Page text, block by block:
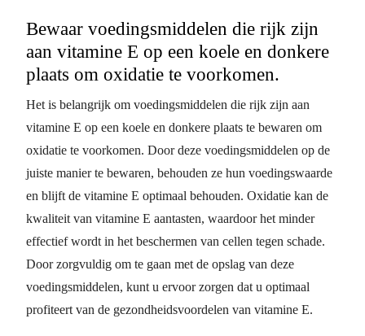
Bewaar voedingsmiddelen die rijk zijn
aan vitamine E op een koele en donkere
plaats om oxidatie te voorkomen.
Het is belangrijk om voedingsmiddelen die rijk zijn aan
vitamine E op een koele en donkere plaats te bewaren om
oxidatie te voorkomen. Door deze voedingsmiddelen op de
juiste manier te bewaren, behouden ze hun voedingswaarde
en blijft de vitamine E optimaal behouden. Oxidatie kan de
kwaliteit van vitamine E aantasten, waardoor het minder
effectief wordt in het beschermen van cellen tegen schade.
Door zorgvuldig om te gaan met de opslag van deze
voedingsmiddelen, kunt u ervoor zorgen dat u optimaal
profiteert van de gezondheidsvoordelen van vitamine E.